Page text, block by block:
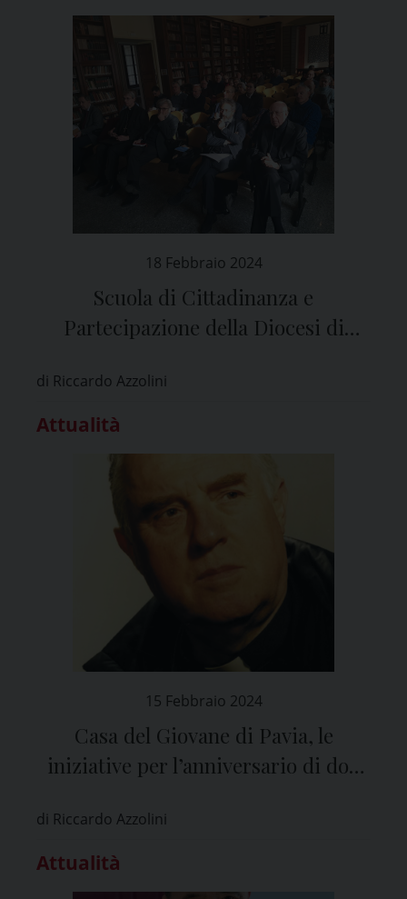
18 Febbraio 2024
Scuola di Cittadinanza e
Partecipazione della Diocesi di
Corrado Sanguineti
di Riccardo Azzolini
Attualità
15 Febbraio 2024
Casa del Giovane di Pavia, le
iniziative per l’anniversario di don
di Riccardo Azzolini
Attualità